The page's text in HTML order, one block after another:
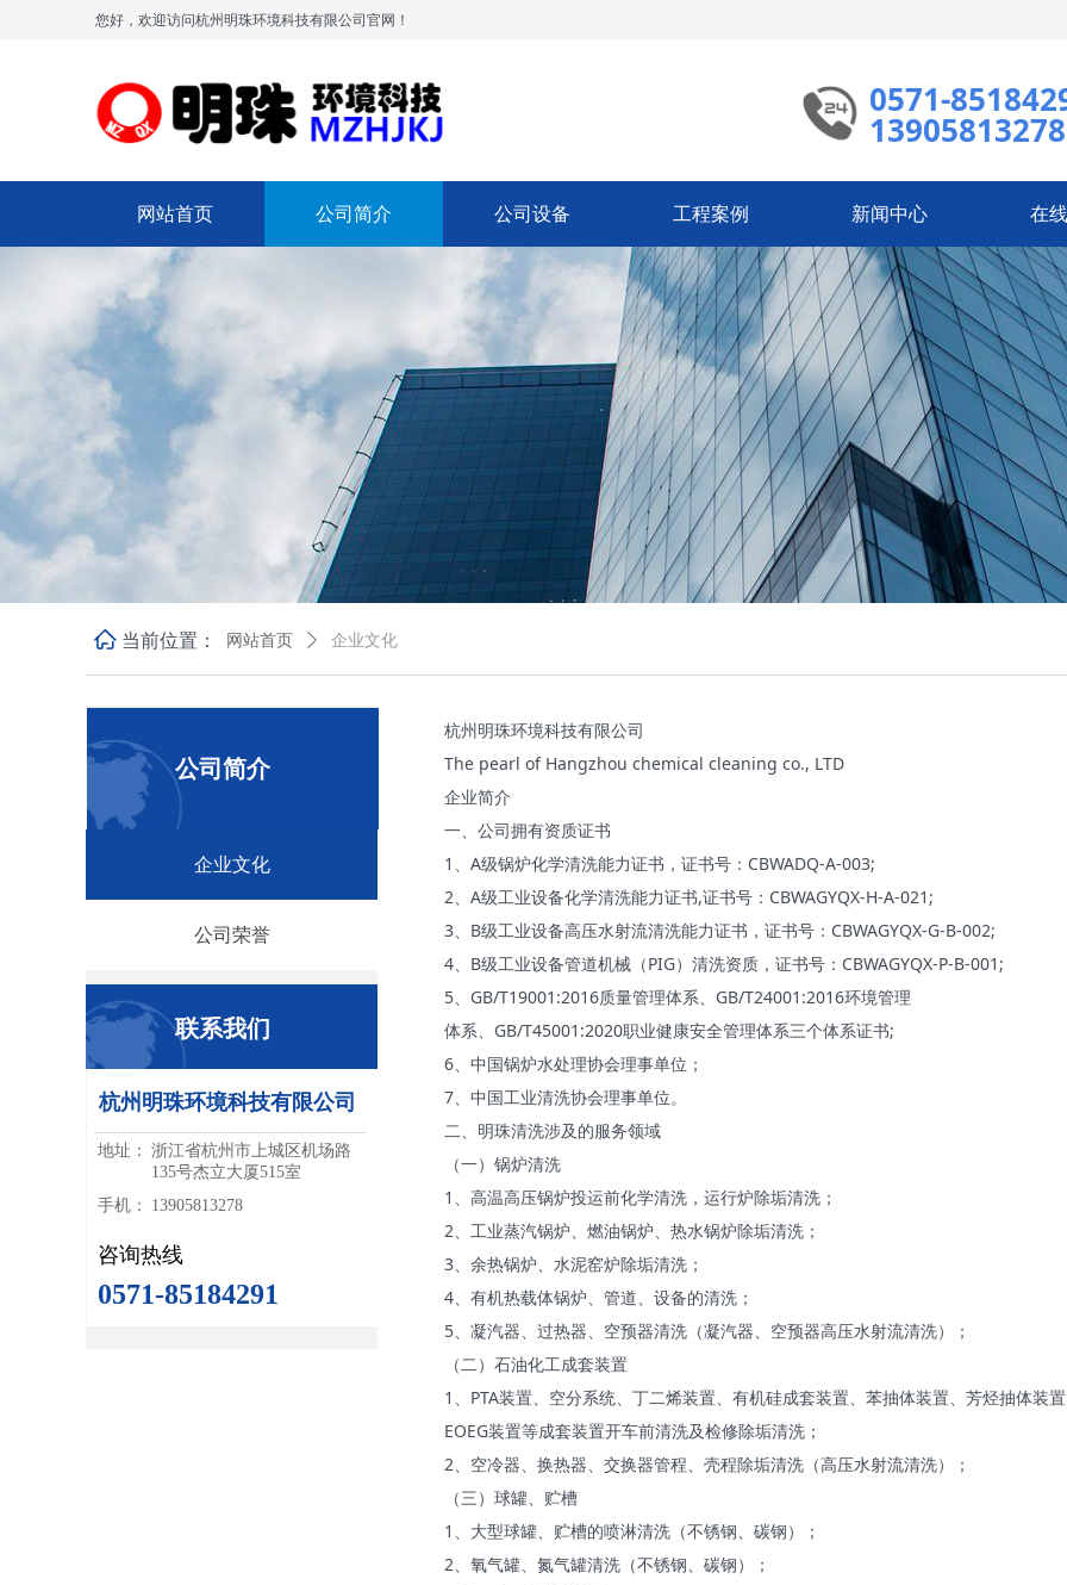
0571-
13905813278
网站首页 公司简介 公司设备 工程案例 新闻中心 在
您好，欢迎访问杭州明珠环境科技有限公司官网！
ꀇ 当前位置： 网站首页 ꄲ 企业文化
企业文化
公司荣誉
联系我们
杭州明珠环境科技有限公司
咨询热线
地址： 浙江省杭州市上城区机场路
135号杰立大厦515室
手机：
13905813278
0571-85184291
公司简介
杭州明珠环境科技有限公司
The pearl of Hangzhou chemical cleaning co., LTD
企业简介
一、公司拥有资质证书
1、A级锅炉化学清洗能力证书，证书号：CBWADQ-A-003;
2、A级工业设备化学清洗能力证书,证书号：CBWAGYQX-H-A-021;
3、B级工业设备高压水射流清洗能力证书，证书号：CBWAGYQX-G-B-002;
4、B级工业设备管道机械（PIG）清洗资质，证书号：CBWAGYQX-P-B-001;
5、GB/T19001:2016质量管理体系、GB/T24001:2016环境管理
体系、GB/T45001:2020职业健康安全管理体系三个体系证书;
6、中国锅炉水处理协会理事单位；
7、中国工业清洗协会理事单位。
二、明珠清洗涉及的服务领域
（一）锅炉清洗
1、高温高压锅炉投运前化学清洗，运行炉除垢清洗；
2、工业蒸汽锅炉、燃油锅炉、热水锅炉除垢清洗；
3、余热锅炉、水泥窑炉除垢清洗；
4、有机热载体锅炉、管道、设备的清洗；
5、凝汽器、过热器、空预器清洗（凝汽器、空预器高压水射流清洗）；
（二）石油化工成套装置
1、PTA装置、空分系统、丁二烯装置、有机硅成套装置、苯抽体装置、芳烃抽体装置
EOEG装置等成套装置开车前清洗及检修除垢清洗；
2、空冷器、换热器、交换器管程、壳程除垢清洗（高压水射流清洗）；
（三）球罐、贮槽
1、大型球罐、贮槽的喷淋清洗（不锈钢、碳钢）；
2、氧气罐、氮气罐清洗（不锈钢、碳钢）；